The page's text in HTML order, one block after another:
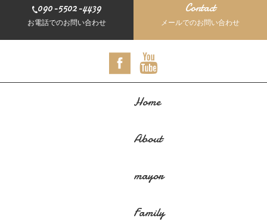
090-5502-4439
お電話でのお問い合わせ
Contact
メールでのお問い合わせ
Home
About
mayor
Family